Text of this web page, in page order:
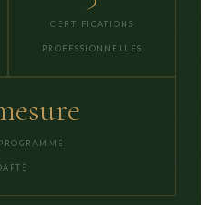
CERTIFICATIONS
PROFESSIONNELLES